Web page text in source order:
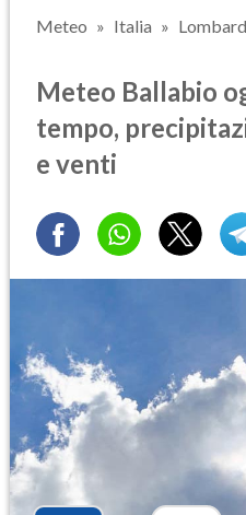
Meteo Italia
Meteo Ballabio
tempo,
e venti